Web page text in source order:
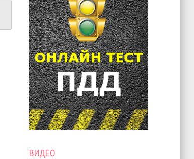
ВИДЕО